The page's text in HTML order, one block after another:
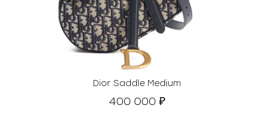
Dior Saddle Medium
400 000 ₽